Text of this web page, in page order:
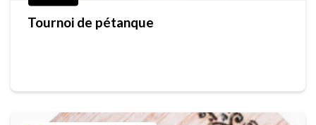
Tournoi de pétanque